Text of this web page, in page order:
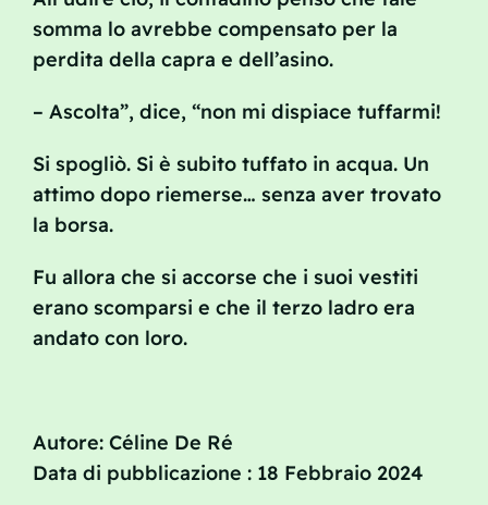
somma lo avrebbe compensato per la
perdita della capra e dell’asino.
– Ascolta”, dice, “non mi dispiace tuffarmi!
Si spogliò. Si è subito tuffato in acqua. Un
attimo dopo riemerse… senza aver trovato
la borsa.
Fu allora che si accorse che i suoi vestiti
erano scomparsi e che il terzo ladro era
andato con loro.
Autore: Céline De Ré
Data di pubblicazione : 18 Febbraio 2024